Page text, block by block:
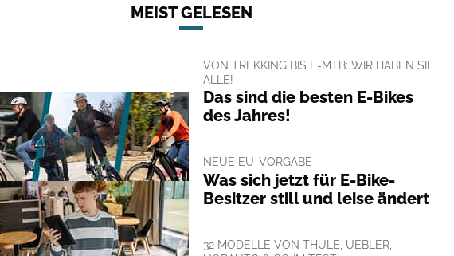
MEIST GELESEN
VON TREKKING BIS E-MTB: WIR HABEN SIE
ALLE!
Das sind die besten E-Bikes
des Jahres!
NEUE EU-VORGABE
Was sich jetzt für E-Bike-
Besitzer still und leise ändert
32 MODELLE VON THULE, UEBLER,